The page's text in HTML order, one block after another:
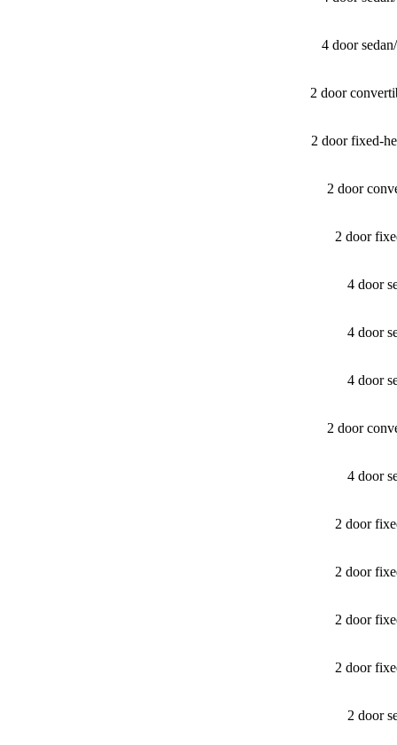
4 door
2 door
2 door fixed-
2 door
2 door
4 door
4 door
4 door
2 door
4 door
2 door
2 door
2 door
2 door
2 door